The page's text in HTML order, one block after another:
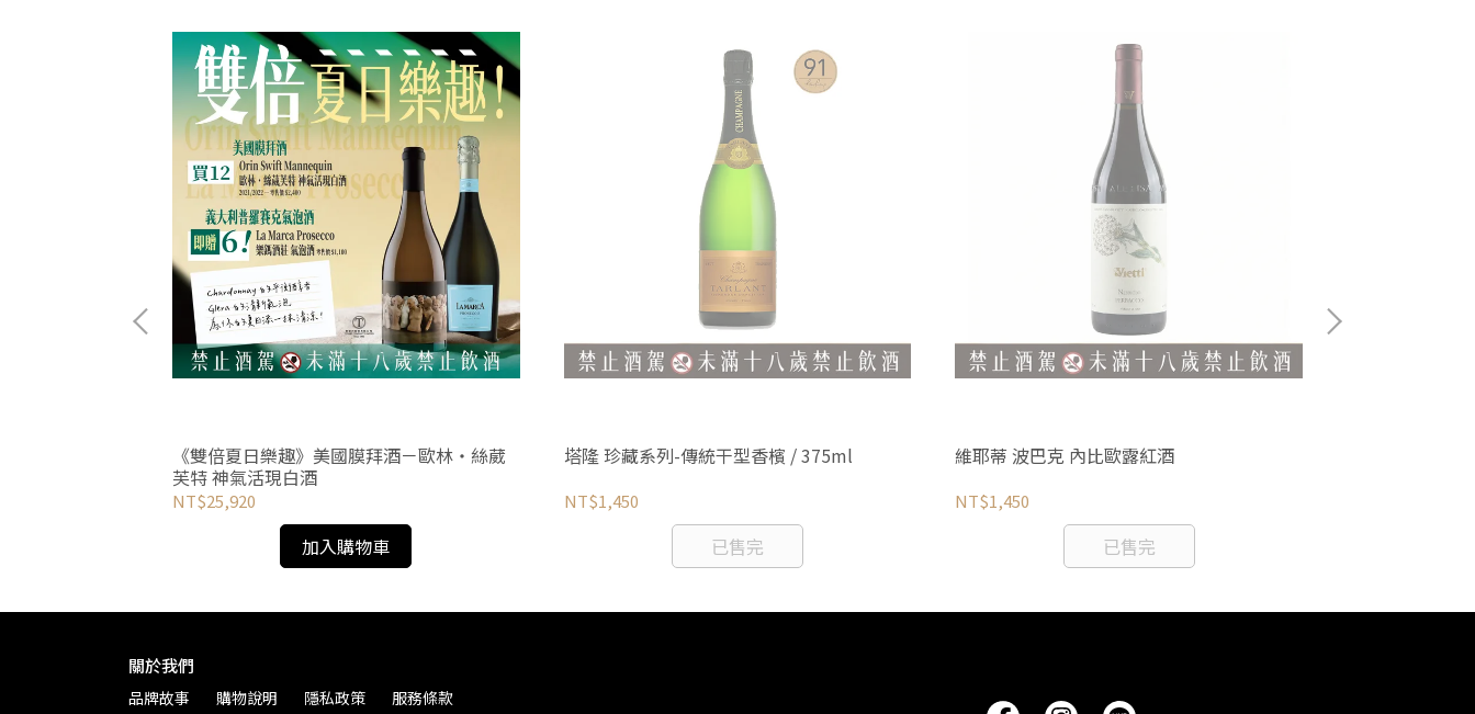
《雙倍夏日樂趣》美國膜拜酒－歐林‧絲葳
芙特 神氣活現白酒
NT$25,920
加入購物車
塔隆 珍藏系列-傳統干型香檳 / 375ml
NT$1,450
已售完
維耶蒂 波巴克 內比歐露紅酒
NT$1,450
已售完
關於我們
品牌故事 購物說明 隱私政策 服務條款